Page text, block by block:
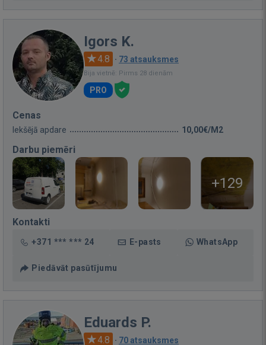
Igors K.
4.8 · 73 atsauksmes
Bija vietnē: Pirms 28 dienām
PRO
Cenas
Iekšējā apdare 10,00€/M2
Darbu piemēri
+129
Kontakti
+371 *** *** 24 E-pasts WhatsApp
Piedāvāt pasūtījumu
Eduards P.
4.8 · 70 atsauksmes